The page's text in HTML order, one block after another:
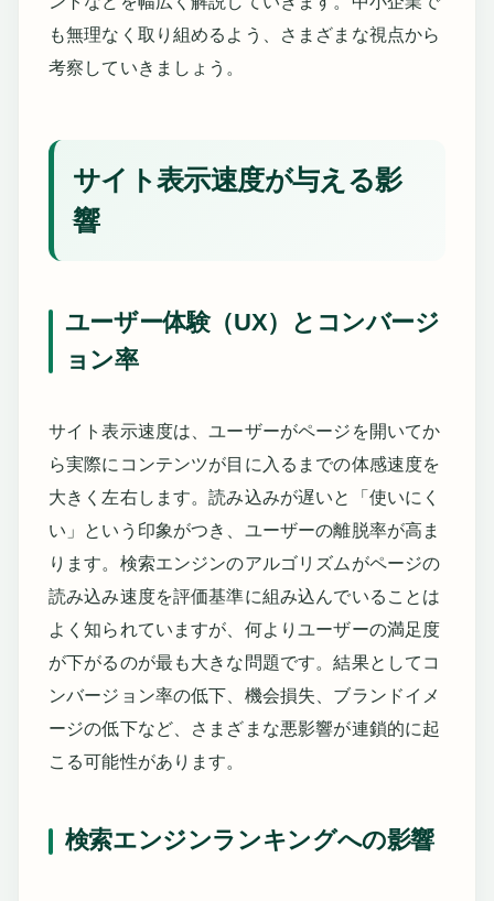
も無理なく取り組めるよう、さまざまな視点から
考察していきましょう。
サイト表示速度が与える影
響
ユーザー体験（UX）とコンバージ
ョン率
サイト表示速度は、ユーザーがページを開いてか
ら実際にコンテンツが目に入るまでの体感速度を
大きく左右します。読み込みが遅いと「使いにく
い」という印象がつき、ユーザーの離脱率が高ま
ります。検索エンジンのアルゴリズムがページの
読み込み速度を評価基準に組み込んでいることは
よく知られていますが、何よりユーザーの満足度
が下がるのが最も大きな問題です。結果としてコ
ンバージョン率の低下、機会損失、ブランドイメ
ージの低下など、さまざまな悪影響が連鎖的に起
こる可能性があります。
検索エンジンランキングへの影響